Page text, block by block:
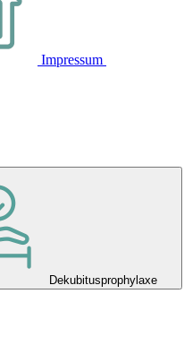
Impressum
Dekubitusprophylaxe